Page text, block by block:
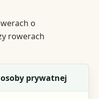
o
rowerach
prywatnej